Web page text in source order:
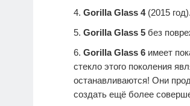
Gorilla Glass 4(2015 год).
Gorilla Glass 5 без
Gorilla Glass 6 имеет
стекло этого поколения
останавливаются! Они
создать ещё более